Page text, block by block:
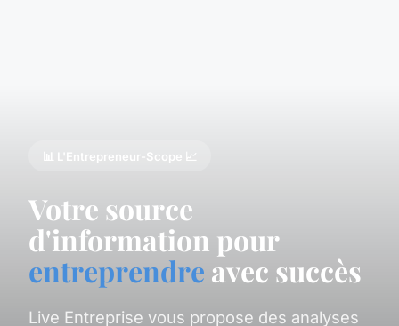
📊 L'Entrepreneur-Scope 📈
Votre source
d'information pour
entreprendre avec succès
Live Entreprise vous propose des analyses